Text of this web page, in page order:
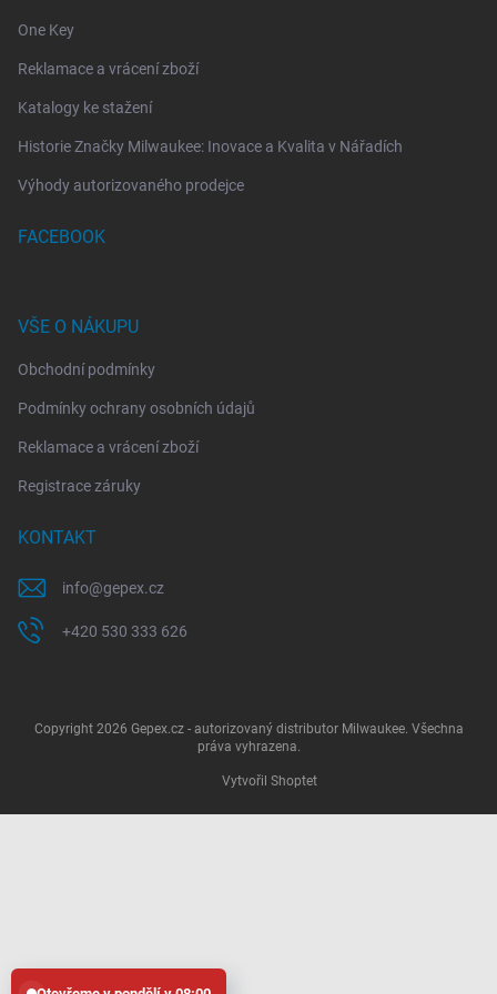
One Key
Reklamace a vrácení zboží
Katalogy ke stažení
Historie Značky Milwaukee: Inovace a Kvalita v Nářadích
Výhody autorizovaného prodejce
FACEBOOK
VŠE O NÁKUPU
Obchodní podmínky
Podmínky ochrany osobních údajů
Reklamace a vrácení zboží
Registrace záruky
KONTAKT
info@gepex.cz
+420 530 333 626
Vytvořil Shoptet
Copyright 2026 Gepex.cz - autorizovaný distributor Milwaukee. Všechna
práva vyhrazena.